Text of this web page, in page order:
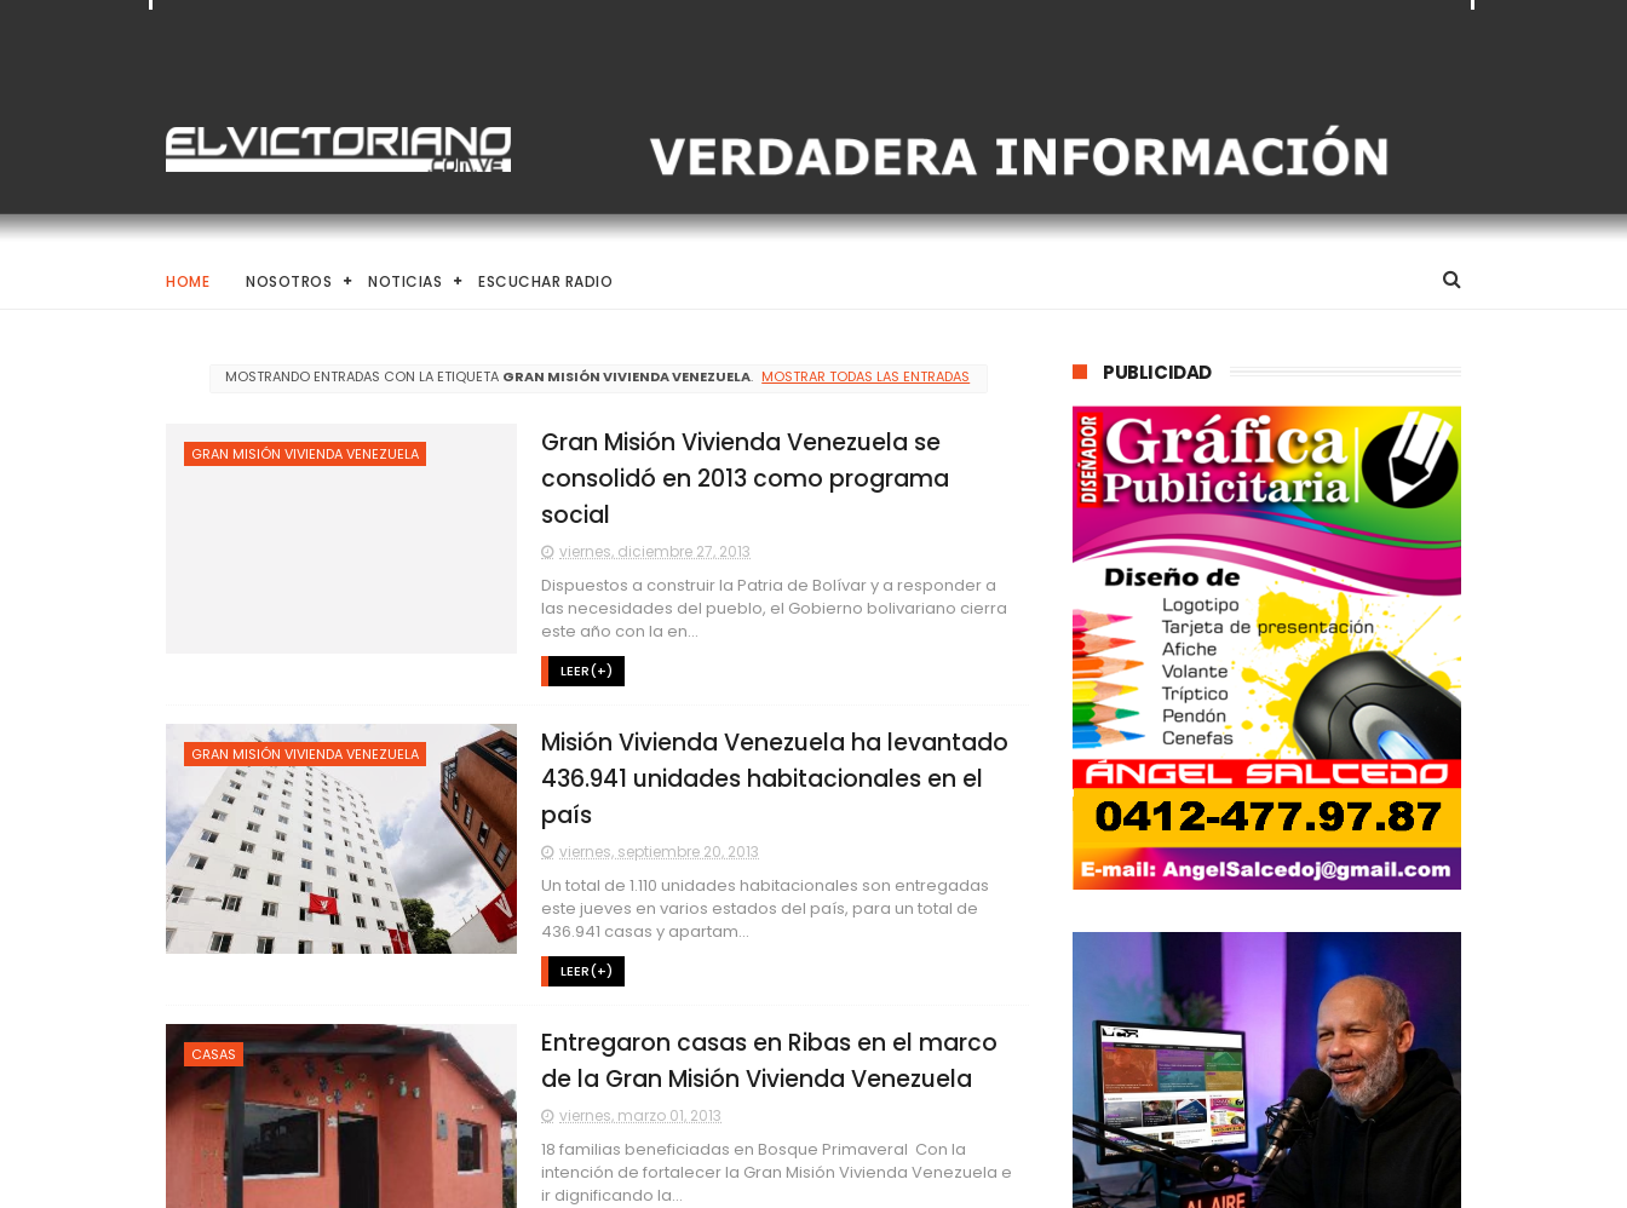
HOME NOSOTROS NOTICIAS ESCUCHAR RADIO
MOSTRANDO ENTRADAS CON LA ETIQUETA GRAN MISIÓN VIVIENDA VENEZUELA. MOSTRAR TODAS LAS ENTRADAS
GRAN MISIÓN VIVIENDA VENEZUELA
Gran Misión Vivienda Venezuela se
consolidó en 2013 como programa
social
viernes, diciembre 27, 2013
Dispuestos a construir la Patria de Bolívar y a responder a
las necesidades del pueblo, el Gobierno bolivariano cierra
este año con la en...
LEER(+)
GRAN MISIÓN VIVIENDA VENEZUELA
Misión Vivienda Venezuela ha levantado
436.941 unidades habitacionales en el
país
viernes, septiembre 20, 2013
Un total de 1.110 unidades habitacionales son entregadas
este jueves en varios estados del país, para un total de
436.941 casas y apartam...
LEER(+)
CASAS
Entregaron casas en Ribas en el marco
de la Gran Misión Vivienda Venezuela
viernes, marzo 01, 2013
18 familias beneficiadas en Bosque Primaveral Con la
intención de fortalecer la Gran Misión Vivienda Venezuela e
ir dignificando la...
PUBLICIDAD